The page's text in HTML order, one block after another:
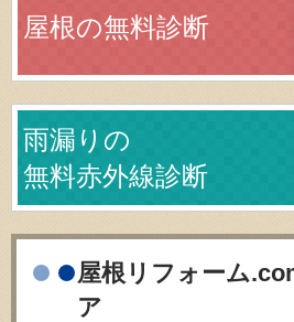
屋根の無料診断
雨漏りの
無料赤外線診断
屋根リフォーム
ア